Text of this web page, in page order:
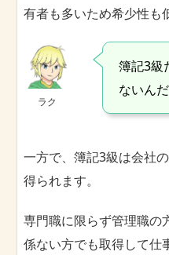
有者も多いため希少性も
ラク
簿記3級
ないん
一方で、簿記3級は会社
得られます。
専門職に限らず管理職の
係ない方でも取得して仕